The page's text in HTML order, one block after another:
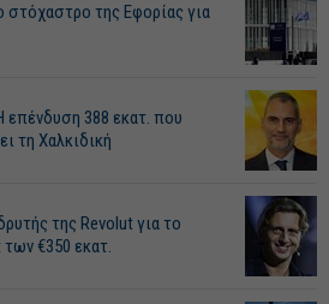
στόχαστρο της Εφορίας για
επένδυση 388 εκατ. που
τη Χαλκιδική
της Revolut για το
€350 εκατ.